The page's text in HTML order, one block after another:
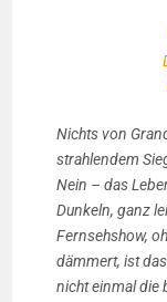
Nichts von
strahlendem
Nein – das
Dunkeln, ganz
Fernsehshow,
dämmert, ist
nicht einmal die